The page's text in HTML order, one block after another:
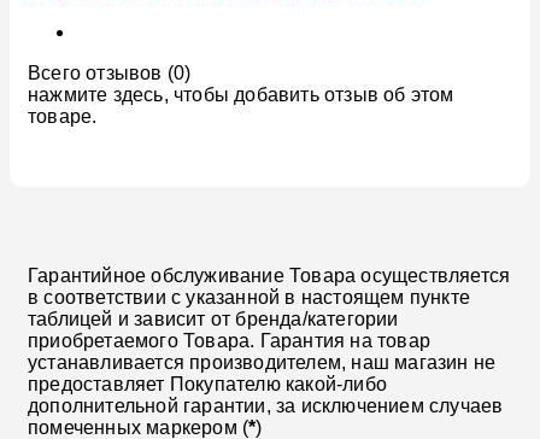
Всего отзывов (0)
нажмите здесь, чтобы добавить отзыв об этом
товаре.
Гарантийное обслуживание Товара осуществляется
в соответствии с указанной в настоящем пункте
таблицей и зависит от бренда/категории
приобретаемого Товара. Гарантия на товар
устанавливается производителем, наш магазин не
предоставляет Покупателю какой-либо
дополнительной гарантии, за исключением случаев
помеченных маркером (*)